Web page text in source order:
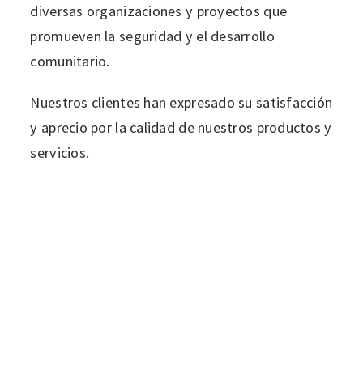
diversas organizaciones y proyectos que
promueven la seguridad y el desarrollo
comunitario.
Nuestros clientes han expresado su satisfacción
y aprecio por la calidad de nuestros productos y
servicios.